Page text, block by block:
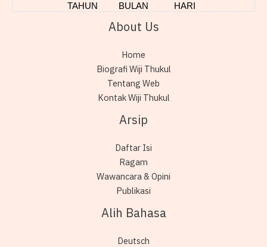
About Us
Home
Biografi Wiji Thukul
Tentang Web
Kontak Wiji Thukul
Arsip
Daftar Isi
Ragam
Wawancara & Opini
Publikasi
Alih Bahasa
Deutsch